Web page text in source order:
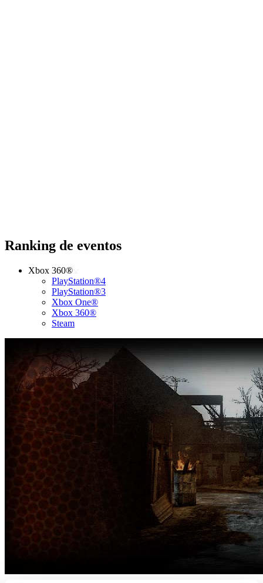
Ranking de eventos
Xbox 360®
PlayStation®4
PlayStation®3
Xbox One®
Xbox 360®
Steam